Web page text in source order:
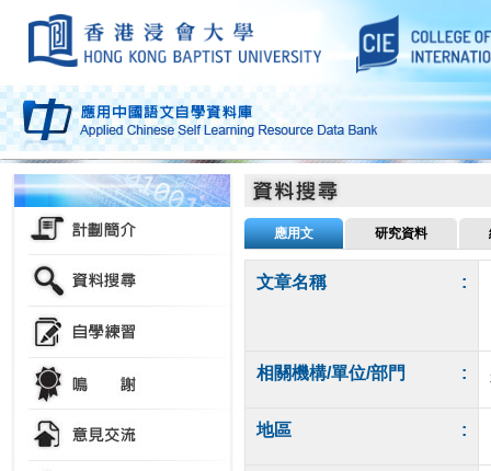
應用文 研究資料
文章名稱 :
相關機構/單位/部門 :
地區 :